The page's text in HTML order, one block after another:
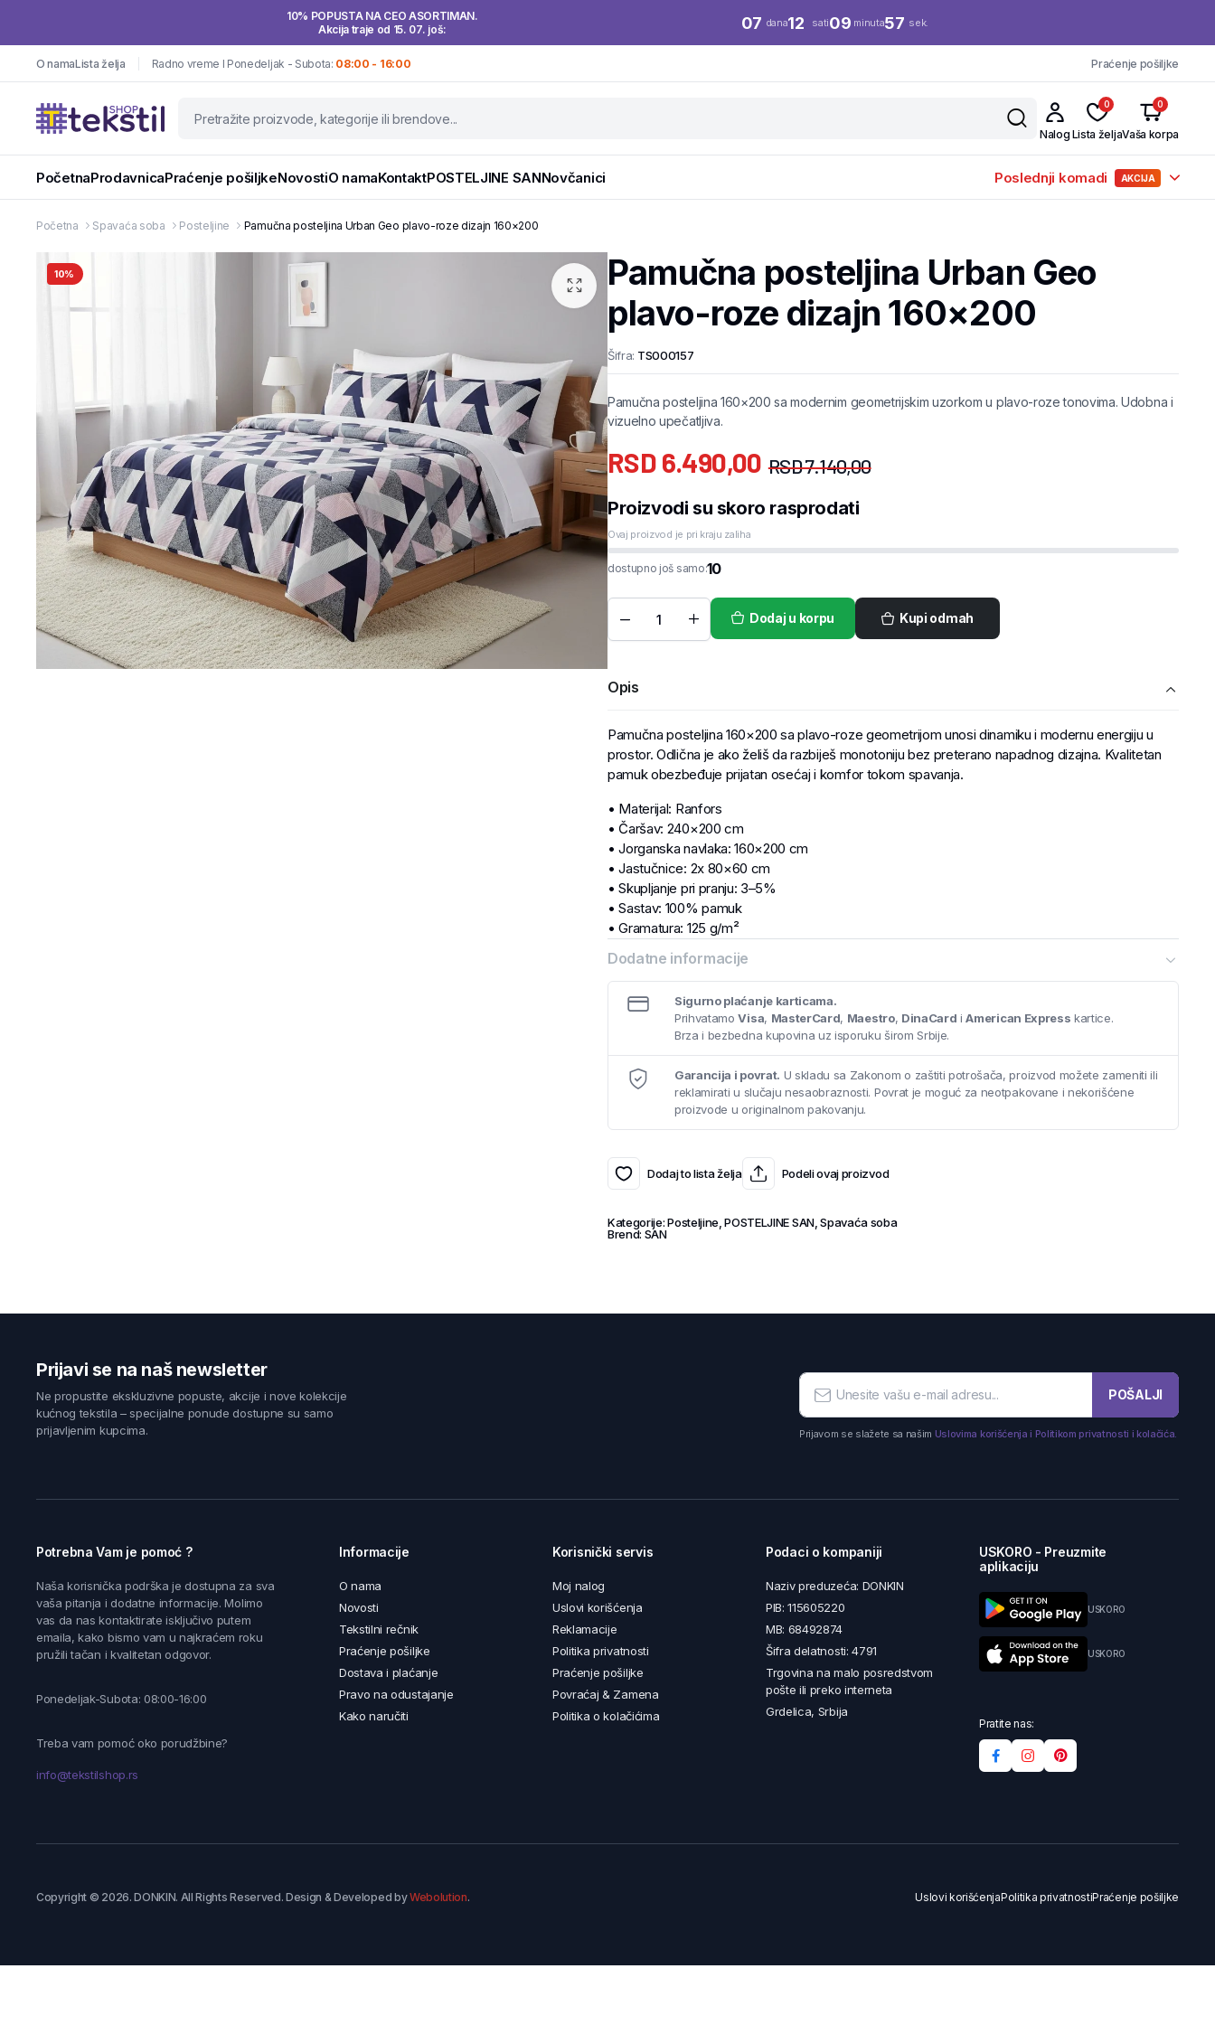
10% POPUSTA NA CEO ASORTIMAN.
Akcija traje od 15. 07. još:
07 dana12 sati09 minuta56 sek.
O namaLista želja Radno vreme I Ponedeljak - Subota: 08:00 - 16:00 Praćenje pošiljke
Nalog
0
Lista želja
0
Vaša korpa
PočetnaProdavnicaPraćenje pošiljkeNovostiO namaKontaktPOSTELJINE SANNovčanici Poslednji komadi AKCIJA
Početna Spavaća soba Posteljine Pamučna posteljina Urban Geo plavo-roze dizajn 160×200
10%
Pamučna posteljina Urban Geo
plavo-roze dizajn 160×200
Šifra: TS000157
Pamučna posteljina 160×200 sa modernim geometrijskim uzorkom u plavo-roze tonovima. Udobna i
vizuelno upečatljiva.
RSD7.140,00
RSD6.490,00
Proizvodi su skoro rasprodati
Ovaj proizvod je pri kraju zaliha
dostupno još samo:10
Dodaj u korpu Kupi odmah
Opis
Pamučna posteljina 160×200 sa plavo-roze geometrijom unosi dinamiku i modernu energiju u
prostor. Odlična je ako želiš da razbiješ monotoniju bez preterano napadnog dizajna. Kvalitetan
pamuk obezbeđuje prijatan osećaj i komfor tokom spavanja.
• Materijal: Ranfors
• Čaršav: 240×200 cm
• Jorganska navlaka: 160×200 cm
• Jastučnice: 2x 80×60 cm
• Skupljanje pri pranju: 3–5%
• Sastav: 100% pamuk
• Gramatura: 125 g/m²
Dodatne informacije
Sigurno plaćanje karticama.
PrihvatamoVisa, MasterCard, Maestro, DinaCard iAmerican Express kartice.
Brza i bezbedna kupovina uz isporuku širom Srbije.
Garancija i povrat. U skladu sa Zakonom o zaštiti potrošača, proizvod možete zameniti ili
reklamirati u slučaju nesaobraznosti. Povrat je moguć za neotpakovane i nekorišćene
proizvode u originalnom pakovanju.
Dodaj to lista želja Podeli ovaj proizvod
Kategorije:Posteljine ,POSTELJINE SAN,Spavaća soba
Brend: SAN
Prijavi se na naš newsletter
Ne propustite ekskluzivne popuste, akcije i nove kolekcije
kućnog tekstila – specijalne ponude dostupne su samo
prijavljenim kupcima.
POŠALJI
Prijavom se slažete sa našim Uslovima korišćenja i Politikom privatnosti i kolačića.
Potrebna Vam je pomoć ?
Naša korisnička podrška je dostupna za sva
vaša pitanja i dodatne informacije. Molimo
vas da nas kontaktirate isključivo putem
emaila, kako bismo vam u najkraćem roku
pružili tačan i kvalitetan odgovor.
Ponedeljak-Subota: 08:00-16:00
Treba vam pomoć oko porudžbine?
info@tekstilshop.rs
Informacije
O nama
Novosti
Tekstilni rečnik
Praćenje pošiljke
Dostava i plaćanje
Pravo na odustajanje
Kako naručiti
Korisnički servis
Moj nalog
Uslovi korišćenja
Reklamacije
Politika privatnosti
Praćenje pošiljke
Povraćaj & Zamena
Politika o kolačićima
Podaci o kompaniji
Naziv preduzeća: DONKIN
PIB: 115605220
MB: 68492874
Šifra delatnosti: 4791
Trgovina na malo posredstvom
pošte ili preko interneta
Grdelica, Srbija
USKORO - Preuzmite
aplikaciju
USKORO
USKORO
Pratite nas:
Copyright © 2026. DONKIN. All Rights Reserved. Design & Developed byWebolution. Uslovi korišćenjaPolitika privatnostiPraćenje pošiljke